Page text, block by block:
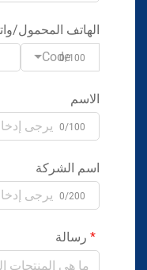
الهاتف المحمول/
Code0/100
الاسم
0/100
اسم الشركة
0/200
رسالة